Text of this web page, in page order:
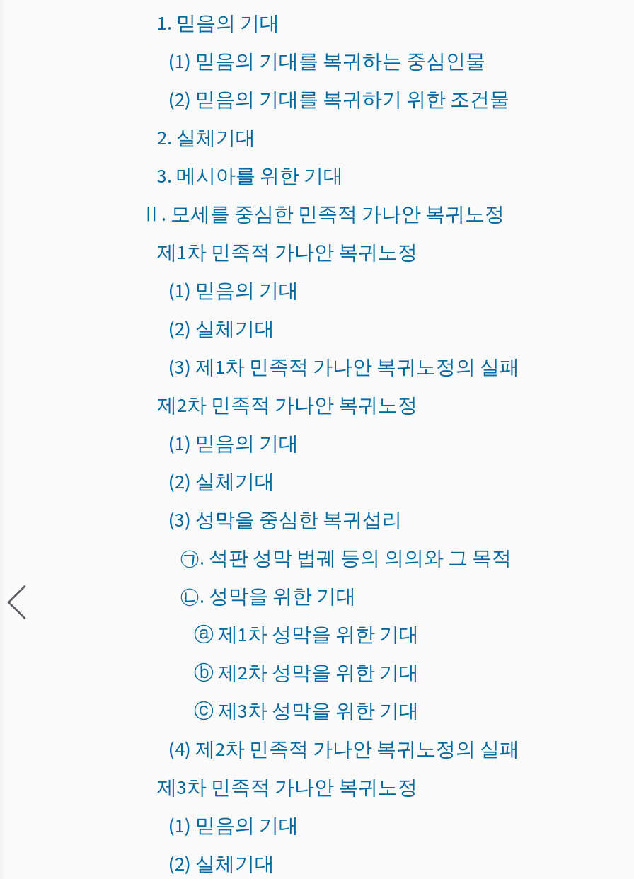
1. 믿음의 기대
(1) 믿음의 기대를 복귀하는 중심인물
(2) 믿음의 기대를 복귀하기 위한 조건물
2. 실체기대
3. 메시아를 위한 기대
Ⅱ. 모세를 중심한 민족적 가나안 복귀노정
제1차 민족적 가나안 복귀노정
(1) 믿음의 기대
(2) 실체기대
(3) 제1차 민족적 가나안 복귀노정의 실패
제2차 민족적 가나안 복귀노정
(1) 믿음의 기대
(2) 실체기대
(3) 성막을 중심한 복귀섭리
㉠. 석판 성막 법궤 등의 의의와 그 목적
㉡. 성막을 위한 기대
ⓐ 제1차 성막을 위한 기대
ⓑ 제2차 성막을 위한 기대
ⓒ 제3차 성막을 위한 기대
(4) 제2차 민족적 가나안 복귀노정의 실패
제3차 민족적 가나안 복귀노정
(1) 믿음의 기대
(2) 실체기대